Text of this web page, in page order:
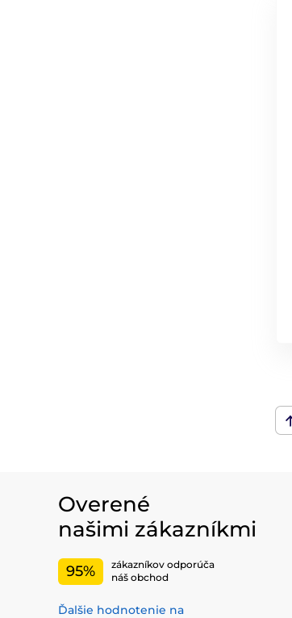
Overené
našimi zákazníkmi
95%
zákazníkov odporúča
náš obchod
Ďalšie hodnotenie na